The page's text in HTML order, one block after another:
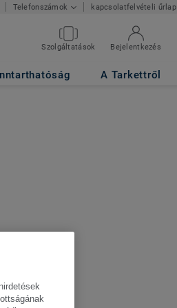
Telefonszámok kapcsolatfelvételi űrlap
Szolgáltatások Bejelentkezés
A Tarkettről